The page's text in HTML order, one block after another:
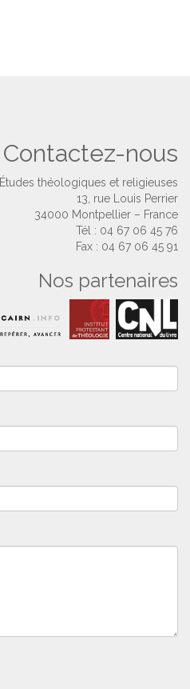
Contactez-nous
Études théologiques et religieuses
13, rue Louis Perrier
34000 Montpellier – France
Tél : 04 67 06 45 76
Fax : 04 67 06 45 91
Nos partenaires